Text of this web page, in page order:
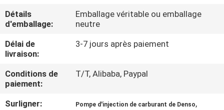
VISITE
L'USINE
CONTRÔLE
DE
Détails
d'emballage:
Emballage véritable ou emballage
neutre
Délai de
livraison:
3-7 jours après paiement
Conditions de
paiement:
T/T, Alibaba, Paypal
Surligner: Pompe d'injection de carburant de Denso,